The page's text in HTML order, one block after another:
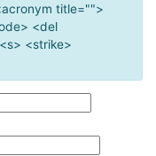
title="">
<del
<strike>